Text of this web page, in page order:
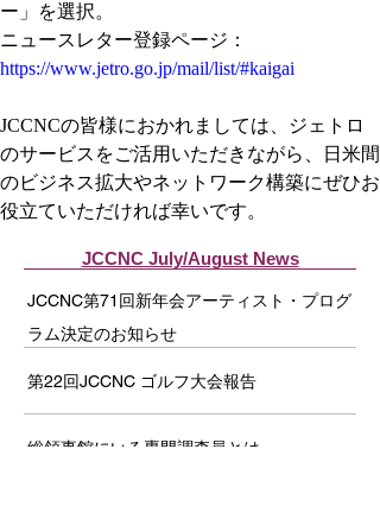
ー」を選択。
ニュースレター登録ページ：
https://www.jetro.go.jp/mail/list/#kaigai
JCCNCの皆様におかれましては、ジェトロ
のサービスをご活用いただきながら、日米間
のビジネス拡大やネットワーク構築にぜひお
役立ていただければ幸いです。
JCCNC July/August News
JCCNC第71回新年会アーティスト・プログ
ラム決定のお知らせ
第22回JCCNC ゴルフ大会報告
総領事館にいる専門調査員とは